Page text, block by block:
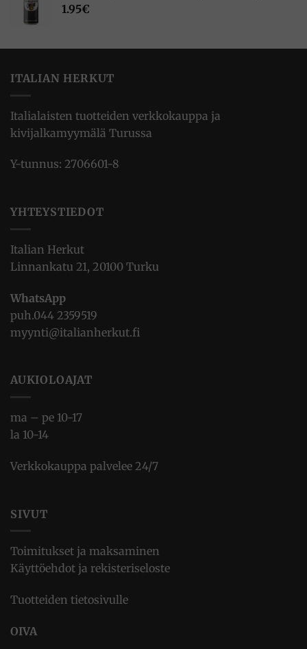
1.95€
ITALIAN HERKUT
Italialaisten tuotteiden verkkokauppa ja
kivijalkamyymälä Turussa
Y-tunnus: 2706601-8
YHTEYSTIEDOT
Italian Herkut
Linnankatu 21, 20100 Turku
WhatsApp
puh.044 2359519
myynti@italianherkut.fi
AUKIOLOAJAT
ma – pe 10-17
la 10-14
Verkkokauppa palvelee 24/7
SIVUT
Toimitukset ja maksaminen
Käyttöehdot ja rekisteriseloste
Tuotteiden tietosivulle
OIVA